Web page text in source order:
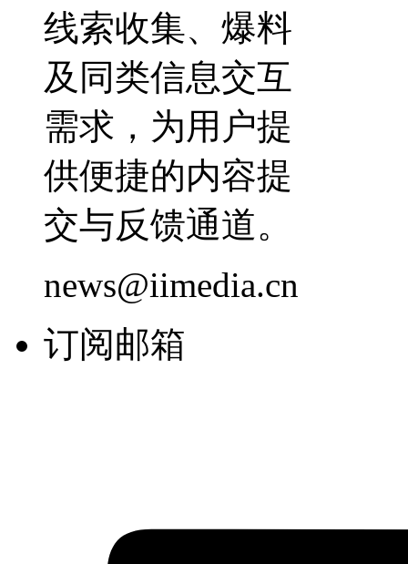
线索收集、爆料
及同类信息交互
需求，为用户提
供便捷的内容提
交与反馈通道。
news@iimedia.cn
订阅邮箱